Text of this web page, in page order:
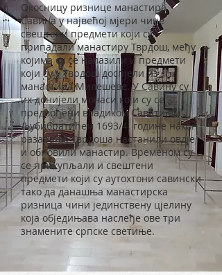
Окосницу ризнице манастира
Савина у највећој мјери чине
свештени предмети који су
припадали манастиру Тврдош, међу
којима су се налазили и предмети
који су у Тврдош доспјели из
манастира Милешеве. У Савину су
их донијели монаси који су се
предвођени владиком Саватијем
Љубибратићем 1693/4. године након
разарања Тврдоша настанили овдје
и обновили манастир. Временом су
се прикупљали и свештени
предмети који су аутохтони савински
тако да данашња манастирска
ризница чини јединствену цјелину
која обједињава наслеђе ове три
знамените српске светиње.